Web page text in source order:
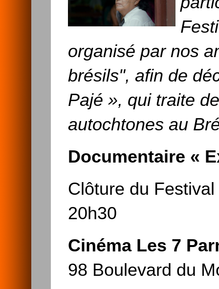
organisé par nos
brésils", afin de
Pajé », qui traite
autochtones au
Documentaire «
Clôture du
20h30
Cinéma Les 7
98 Boulevard du